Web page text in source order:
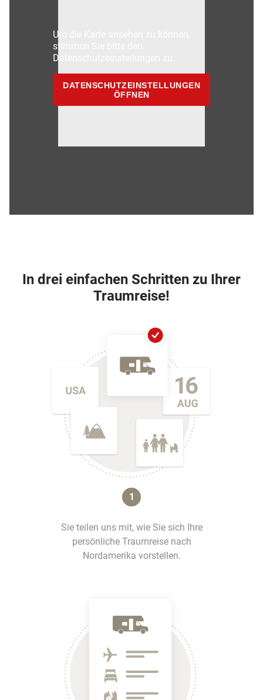
Um die Karte ansehen zu können,
stimmen Sie bitte den
Datenschutzeinstellungen zu.
DATENSCHUTZEINSTELLUNGEN
ÖFFNEN
In drei einfachen Schritten zu Ihrer
Traumreise!
1
Sie teilen uns mit, wie Sie sich Ihre
persönliche Traumreise nach
Nordamerika vorstellen.